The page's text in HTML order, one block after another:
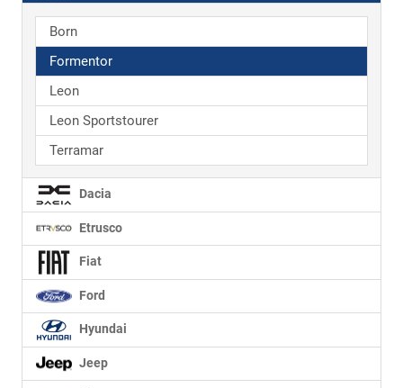
Born
Formentor
Leon
Leon Sportstourer
Terramar
Dacia
Etrusco
Fiat
Ford
Hyundai
Jeep